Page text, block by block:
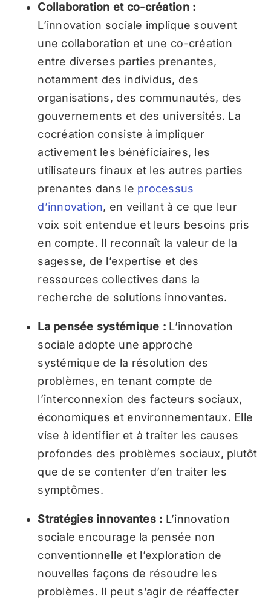
Collaboration et co-création :
L’innovation sociale implique souvent
une collaboration et une co-création
entre diverses parties prenantes,
notamment des individus, des
organisations, des communautés, des
gouvernements et des universités. La
cocréation consiste à impliquer
activement les bénéficiaires, les
utilisateurs finaux et les autres parties
prenantes dans le processus
d’innovation, en veillant à ce que leur
voix soit entendue et leurs besoins pris
en compte. Il reconnaît la valeur de la
sagesse, de l’expertise et des
ressources collectives dans la
recherche de solutions innovantes.
La pensée systémique : L’innovation
sociale adopte une approche
systémique de la résolution des
problèmes, en tenant compte de
l’interconnexion des facteurs sociaux,
économiques et environnementaux. Elle
vise à identifier et à traiter les causes
profondes des problèmes sociaux, plutôt
que de se contenter d’en traiter les
symptômes.
Stratégies innovantes : L’innovation
sociale encourage la pensée non
conventionnelle et l’exploration de
nouvelles façons de résoudre les
problèmes. Il peut s’agir de réaffecter